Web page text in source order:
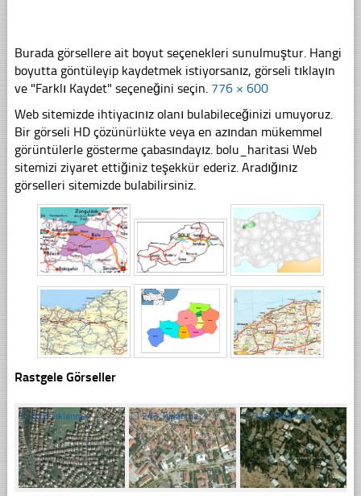
Burada görsellere ait boyut seçenekleri sunulmuştur. Hangi
boyutta göntüleyip kaydetmek istiyorsanız, görseli tıklayın
ve "Farklı Kaydet" seçeneğini seçin. 776 × 600
Web sitemizde ihtiyacınız olanı bulabileceğinizi umuyoruz.
Bir görseli HD çözünürlükte veya en azından mükemmel
görüntülerle gösterme çabasındayız. bolu_haritasi Web
sitemizi ziyaret ettiğiniz teşekkür ederiz. Aradığınız
görselleri sitemizde bulabilirsiniz.
Rastgele Görseller
☐313 Tıklanma ☐243 Tıklanma ☐318 Tıklanma